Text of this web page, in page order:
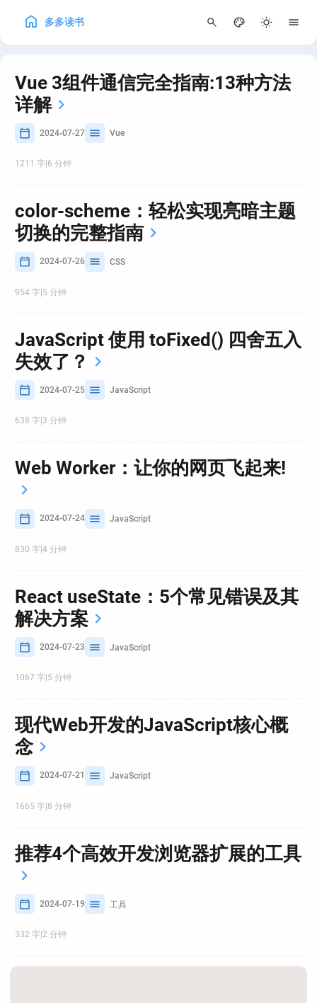
多多读书
Vue 3组件通信完全指南:13种方法
详解
2024-07-27 Vue
1211 字 6 分钟
color-scheme：轻松实现亮暗主题
切换的完整指南
2024-07-26 CSS
954 字|5 分钟
JavaScript 使用 toFixed() 四舍五入
失效了？
2024-07-25 JavaScript
638 字 3 分钟
Web Worker：让你的网页飞起来!
2024-07-24 JavaScript
830 字|4 分钟
React useState：5个常见错误及其
解决方案
2024-07-23 JavaScript
1067 字 5 分钟
现代Web开发的JavaScript核心概
念
2024-07-21 JavaScript
1665 字|8 分钟
推荐4个高效开发浏览器扩展的工具
2024-07-19 工具
332 字 2 分钟